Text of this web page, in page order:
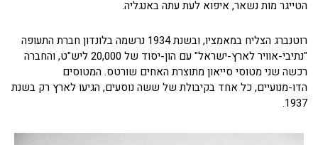
הטייגר מות נשאר, איפוא לעת עתה באנגליה.
רוטנברג הצליח במאמציו, ובשנת 1934 נרשמה בלונדון חברת התעופה
"נתיבי-אוויר לארץ-ישראל" עם הון-יסוד של 20,000 ליש"ט, והחברה
רכשה שני מטוסי סייאון מתוצרת האחים שורטס. המטוסים
הדו-מנועיים, כל אחד בקיבולת של ששה נוסעים, הגיעו לארץ רק בשנת
1937.